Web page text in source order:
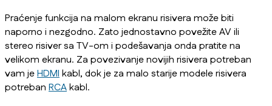
Praćenje funkcija na malom ekranu risivera može biti
naporno i nezgodno. Zato jednostavno povežite AV ili
stereo risiver sa TV-om i podešavanja onda pratite na
velikom ekranu. Za povezivanje novijih risivera potreban
vam jeHDMIkabl, dok je za malo starije modele risivera
potreban RCAkabl.